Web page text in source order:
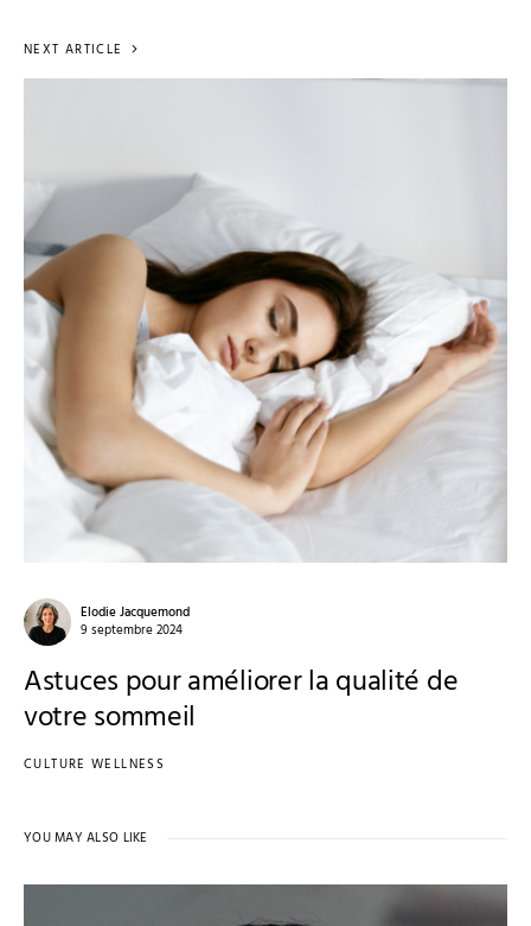
NEXT ARTICLE
Elodie Jacquemond
9 septembre 2024
Astuces pour améliorer la qualité de
votre sommeil
CULTURE WELLNESS
YOU MAY ALSO LIKE